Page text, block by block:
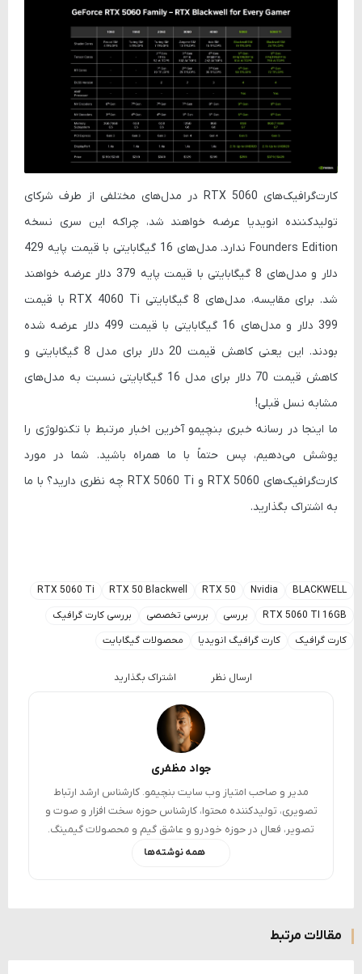
کارت‌گرافیک‌های RTX 5060 در مدل‌های مختلفی از طرف شرکای
تولیدکننده انویدیا عرضه خواهند شد، چراکه این سری نسخه
Founders Edition ندارد. مدل‌های 16 گیگابایتی با قیمت پایه 429
دلار و مدل‌های 8 گیگابایتی با قیمت پایه 379 دلار عرضه خواهند
شد. برای مقایسه، مدل‌های 8 گیگابایتی RTX 4060 Ti با قیمت
399 دلار و مدل‌های 16 گیگابایتی با قیمت 499 دلار عرضه شده
بودند. این یعنی کاهش قیمت 20 دلار برای مدل 8 گیگابایتی و
کاهش قیمت 70 دلار برای مدل 16 گیگابایتی نسبت به مدل‌های
مشابه نسل قبلی!
ما اینجا در رسانه خبری بنچیمو آخرین اخبار مرتبط با تکنولوژی را
پوشش می‌دهیم، پس حتماً با ما همراه باشید. شما در مورد
کارت‌گرافیک‌های RTX 5060 و RTX 5060 Ti چه نظری دارید؟ با ما
به اشتراک بگذارید.
BLACKWELL
Nvidia
RTX 50
RTX 50 Blackwell
RTX 5060 Ti
RTX 5060 TI 16GB
بررسی بررسی تخصصی
بررسی کارت گرافیک
کارت گرافیک
کارت گرافیگ انویدیا محصولات گیگابایت
ارسال نظر اشتراک بگذارید
جواد مظفری
مدیر و صاحب امتیاز وب سایت بنچیمو. کارشناس ارشد ارتباط
تصویری، تولیدکننده محتوا، کارشناس حوزه سخت افزار و صوت و
تصویر، فعال در حوزه خودرو و عاشق گیم و محصولات گیمینگ.
همه نوشته‌ها
مقالات مرتبط